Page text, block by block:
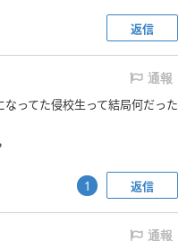
返信
通報
ってた侵校生って結局何だった
返信
1
通報